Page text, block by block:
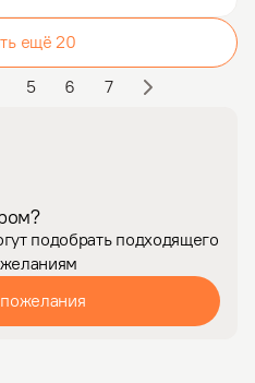
с августа 2014 года.
ещё20
5 6 7
подобрать подходящего